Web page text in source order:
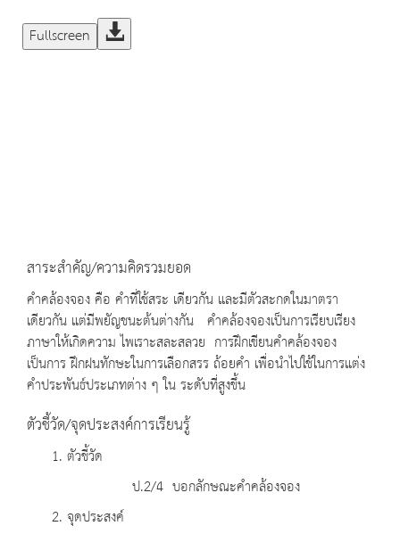
Fullscreen
สาระสำคัญ/ความคิดรวมยอด
คำคล้องจอง คือ คำที่ใช้สระ เดียวกัน และมีตัวสะกดในมาตรา
เดียวกัน แต่มีพยัญชนะต้นต่างกัน คำคล้องจองเป็นการเรียบเรียง
ภาษาให้เกิดความ ไพเราะสละสลวย การฝึกเขียนคำคล้องจอง
เป็นการ ฝึกฝนทักษะในการเลือกสรร ถ้อยคำ เพื่อนำไปใช้ในการแต่ง
คำประพันธ์ประเภทต่าง ๆ ใน ระดับที่สูงขึ้น
ตัวชี้วัด/จุดประสงค์การเรียนรู้
1. ตัวชี้วัด
ป.2/4 บอกลักษณะคำคล้องจอง
2. จุดประสงค์